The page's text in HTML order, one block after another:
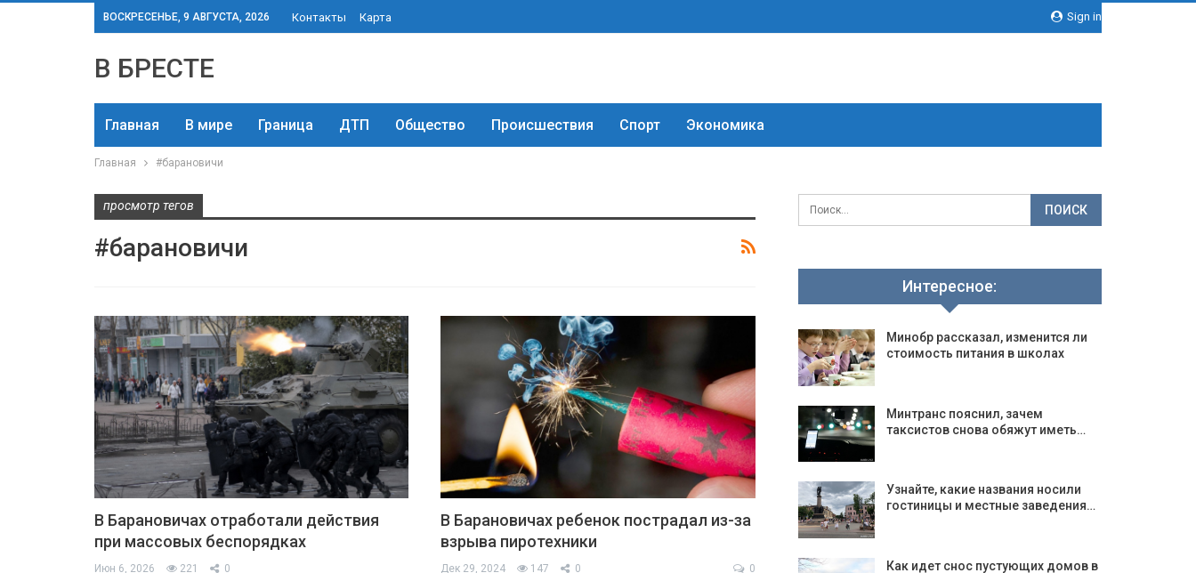
Sign in
ВОСКРЕСЕНЬЕ, 9 АВГУСТА, 2026 Контакты Карта
В БРЕСТЕ
Главная В мире Граница ДТП Общество Происшествия Спорт Экономика
Главная #барановичи
просмотр тегов
#барановичи
В Барановичах отработали действия
при массовых беспорядках
Июн 6, 2026 221 0
В Барановичах ребенок пострадал из-за
взрыва пиротехники
Дек 29, 2024 147 0 0
Интересное:
Минобр рассказал, изменится ли
стоимость питания в школах
Минтранс пояснил, зачем
таксистов снова обяжут иметь…
Узнайте, какие названия носили
гостиницы и местные заведения…
Как идет снос пустующих домов в